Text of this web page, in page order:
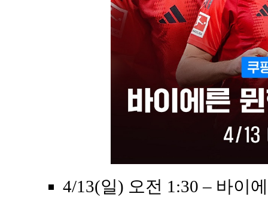
4/13(일) 오전 1:30 – 바이